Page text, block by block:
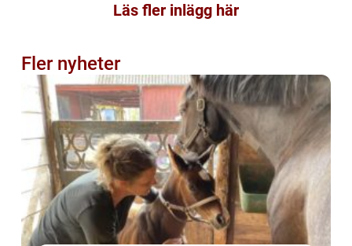
Läs fler inlägg här
Fler nyheter